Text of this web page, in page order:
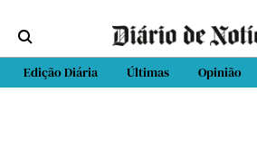
Edição Diária Últimas Opinião